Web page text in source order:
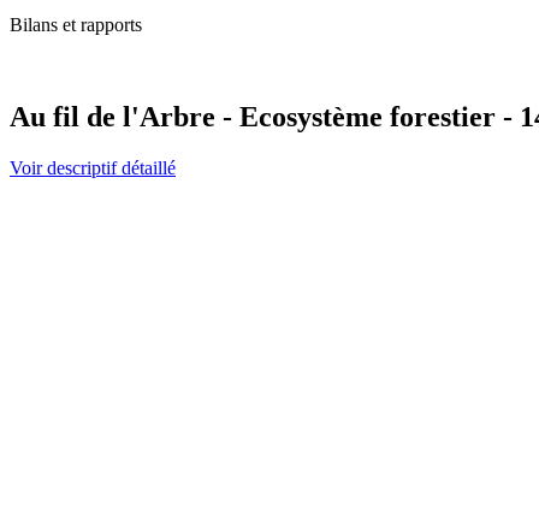
Bilans et rapports
Au fil de l'Arbre - Ecosystème forestier -
Voir descriptif détaillé